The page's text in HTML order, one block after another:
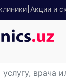
Акции и